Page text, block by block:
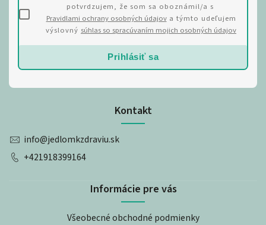
Kontakt
info@jedlomkzdraviu.sk
+421918399164
Informácie pre vás
Všeobecné obchodné podmienky
potvrdzujem, že som sa oboznámil/a s
Pravidlami ochrany osobných údajova týmto udeľujem
výslovný súhlas so spracúvaním mojich osobných údajov
Prihlásiť sa